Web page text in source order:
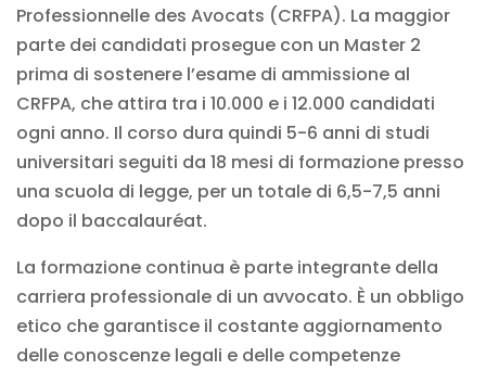
Professionnelle des Avocats (CRFPA). La maggior
parte dei candidati prosegue con un Master 2
prima di sostenere l’esame di ammissione al
CRFPA, che attira tra i 10.000 e i 12.000 candidati
ogni anno. Il corso dura quindi 5-6 anni di studi
universitari seguiti da 18 mesi di formazione presso
una scuola di legge, per un totale di 6,5-7,5 anni
dopo il baccalauréat.
La formazione continua è parte integrante della
carriera professionale di un avvocato. È un obbligo
etico che garantisce il costante aggiornamento
delle conoscenze legali e delle competenze